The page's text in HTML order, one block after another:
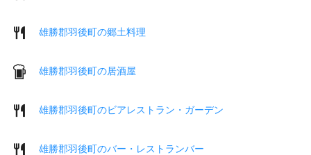
雄勝郡羽後町の郷土料理
雄勝郡羽後町の居酒屋
雄勝郡羽後町のビアレストラン・ガーデン
雄勝郡羽後町のバー・レストランバー